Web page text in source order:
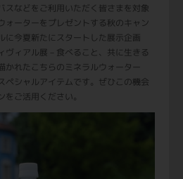
スなどをご利用いただく皆さまを対象
ォーターをプレゼントする秋のキャン
に今夏新たにスタートした展示企画
ヴィアル展－食べること、共に生きる
かれたこちらのミネラルウォーター
ペシャルアイテムです。ぜひこの機会
ご活用ください。